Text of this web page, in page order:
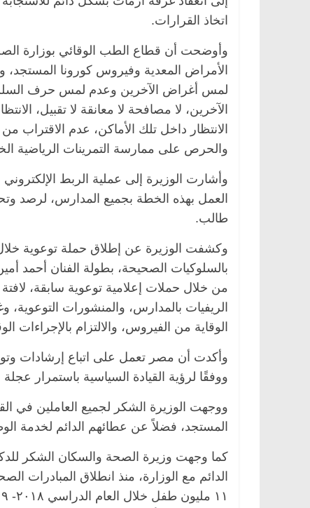
اتخاذ القرارات.
وأوضحت أن قطاع الطب الوقائي بوزارة
الأمراض المعدية وفيروس كورونا المستجد،
لمس أغراض الآخرين وعدم لمس حرف
الآخرين، لا مصافحة لا معانقة لا تقبيل،
الانتظار داخل تلك الأماكن، عدم الاقتراب
والحرص على ممارسة التمرينات الرياضية
وأشارت الوزيرة إلى عملية الربط
العمل بهذه الخطة بجميع المدارس، لرصد
طالب.
وكشفت الوزيرة عن إطلاق حملة توعوية خلال
بالسلوكيات الصحيحة، بطولة الفنان أحمد
من خلال حملات إعلامية توعوية سابقة،
الريفيات بالمدارس، والمنشورات التوعوية،
الوقاية من الفيروس، والالتزام بالإجراءات
وأكدت أن مصر تعمل على اتباع إرشادات
ووفقًا لرؤية القيادة السياسية باستمرار عجلة
ووجهت الوزيرة الشكر لجميع العاملين في
المستجد، فضلاً عن عطائهم الدائم لخدمة
كما وجهت وزيرة الصحة والسكان الشكر
الرئيسية مصر
في ذكرى رحيله..
قانوني دافع عن
للحرية (بروفايل)
ناس وناس
د. عبدالخالق فاروق.. خبير اقتصادي
يحتفل بذكرى ميلاده وحيداً على أبواب